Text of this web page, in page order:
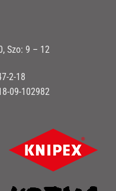
Szo: 9 – 12
2-18
09-102982